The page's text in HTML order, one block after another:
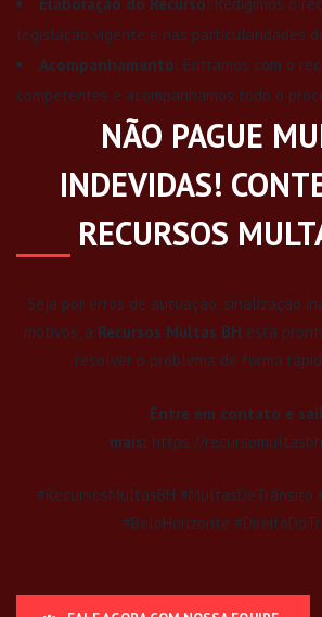
legislação vigente e nas particularidades
Acompanhamento: Entramos com o
competentes e acompanhamos todo o
NÃO PAGUE
INDEVIDAS!
RECURSOS
Seja por erros de autuação, sinalização
motivos, a Recursos Multas BH está
resolver o problema de forma
Entre em contato e
mais: https://
#RecursosMultasBH #MultasDeTrânsito
#BeloHorizonte